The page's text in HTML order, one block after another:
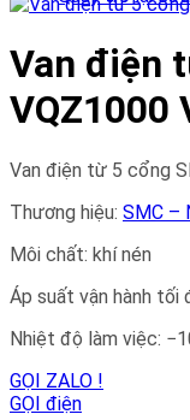
Van điện
VQZ1000
Van điện từ 5 cổng
Thương hiệu: SMC –
Môi chất: khí nén
Áp suất vận hành tối
Nhiệt độ làm việc:
GỌI ZALO !
GỌI điện